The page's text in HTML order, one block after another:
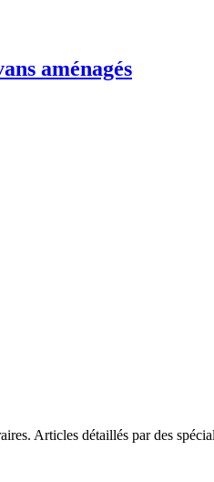
aménagés
Articles détaillés par des